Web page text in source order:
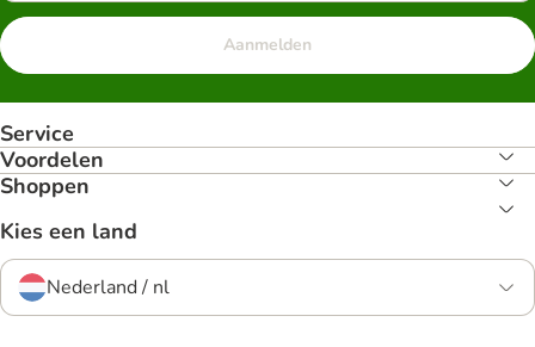
Aanmelden
Service
Voordelen
Shoppen
Kies een land
Nederland / nl